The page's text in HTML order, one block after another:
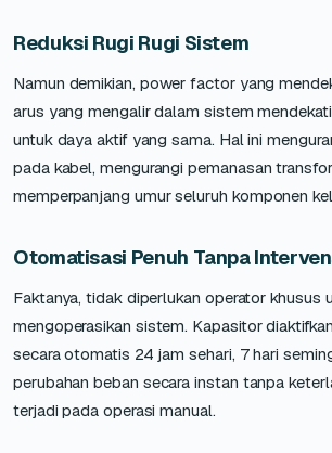
Reduksi Rugi Rugi Sistem
Namun demikian, power factor yang
arus yang mengalir dalam sistem
untuk daya aktif yang sama. Hal ini
pada kabel, mengurangi pemanasan
memperpanjang umur seluruh komponen
Otomatisasi Penuh Tanpa
Faktanya, tidak diperlukan operator khusus
mengoperasikan sistem. Kapasitor
secara otomatis 24 jam sehari, 7 hari
perubahan beban secara instan tanpa
terjadi pada operasi manual.